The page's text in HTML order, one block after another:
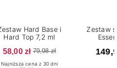
Hard Base i
Hard Top 7,2 ml
58,00 zł 79,98 zł
Najniższa cena z 30 dni
Zestaw